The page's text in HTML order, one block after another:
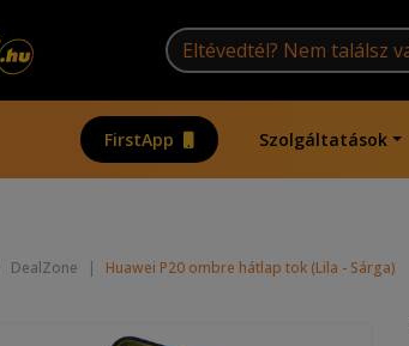
FirstApp Szolgáltatások
DealZone | Huawei P20 ombre hátlap tok (Lila - Sárga)